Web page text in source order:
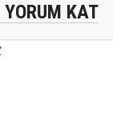
YORUM KAT